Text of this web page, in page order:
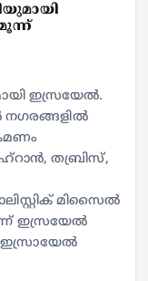
ഇസ്രയേല്‍.
നഗരങ്ങളില്‍
തബ്രിസ്,
മിസൈല്‍
ഇസ്രയേല്‍
ഇസ്രായേല്‍